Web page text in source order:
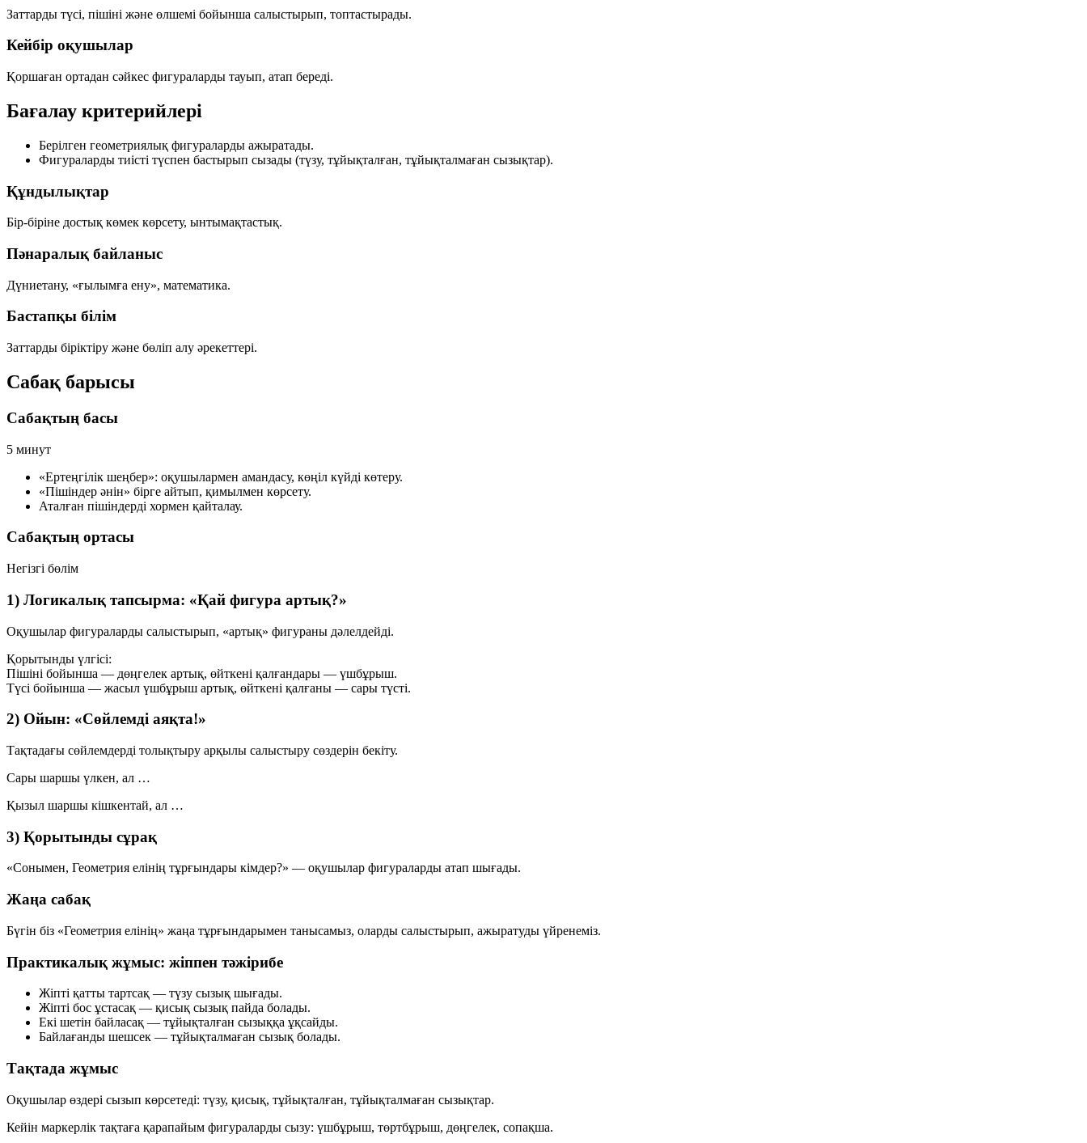
Заттарды түсі, пішіні және өлшемі бойынша салыстырып, топтастырады.
Кейбір оқушылар
Қоршаған ортадан сәйкес фигураларды тауып, атап береді.
Бағалау критерийлері
Берілген геометриялық фигураларды ажыратады.
Фигураларды тиісті түспен бастырып сызады (түзу, тұйықталған, тұйықталмаған сызықтар).
Құндылықтар
Бір-біріне достық көмек көрсету, ынтымақтастық.
Пәнаралық байланыс
Дүниетану, «ғылымға ену», математика.
Бастапқы білім
Заттарды біріктіру және бөліп алу әрекеттері.
Сабақ барысы
Сабақтың басы
5 минут
«Ертеңгілік шеңбер»: оқушылармен амандасу, көңіл күйді көтеру.
«Пішіндер әнін» бірге айтып, қимылмен көрсету.
Аталған пішіндерді хормен қайталау.
Сабақтың ортасы
Негізгі бөлім
1) Логикалық тапсырма: «Қай фигура артық?»
Оқушылар фигураларды салыстырып, «артық» фигураны дәлелдейді.
Қорытынды үлгісі:
Пішіні бойынша — дөңгелек артық, өйткені қалғандары — үшбұрыш.
Түсі бойынша — жасыл үшбұрыш артық, өйткені қалғаны — сары түсті.
2) Ойын: «Сөйлемді аяқта!»
Тақтадағы сөйлемдерді толықтыру арқылы салыстыру сөздерін бекіту.
Сары шаршы үлкен, ал …
Қызыл шаршы кішкентай, ал …
3) Қорытынды сұрақ
«Сонымен, Геометрия елінің тұрғындары кімдер?» — оқушылар фигураларды атап шығады.
Жаңа сабақ
Бүгін біз «Геометрия елінің» жаңа тұрғындарымен танысамыз, оларды салыстырып, ажыратуды үйренеміз.
Практикалық жұмыс: жіппен тәжірибе
Жіпті қатты тартсақ — түзу сызық шығады.
Жіпті бос ұстасақ — қисық сызық пайда болады.
Екі шетін байласақ — тұйықталған сызыққа ұқсайды.
Байлағанды шешсек — тұйықталмаған сызық болады.
Тақтада жұмыс
Оқушылар өздері сызып көрсетеді: түзу, қисық, тұйықталған, тұйықталмаған сызықтар.
Кейін маркерлік тақтаға қарапайым фигураларды сызу: үшбұрыш, төртбұрыш, дөңгелек, сопақша.